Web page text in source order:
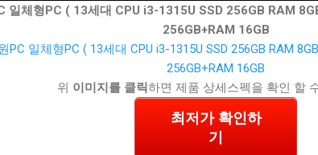
일체형PC ( 13세대 CPU i3-1315U SSD 256GB RAM
256GB+RAM 16GB
위 이미지를 클릭하면 제품 상세스펙을 확인 할
최저가 확인하
기